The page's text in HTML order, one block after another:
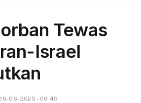
Tewas
Israel
06-2025 - 09.45